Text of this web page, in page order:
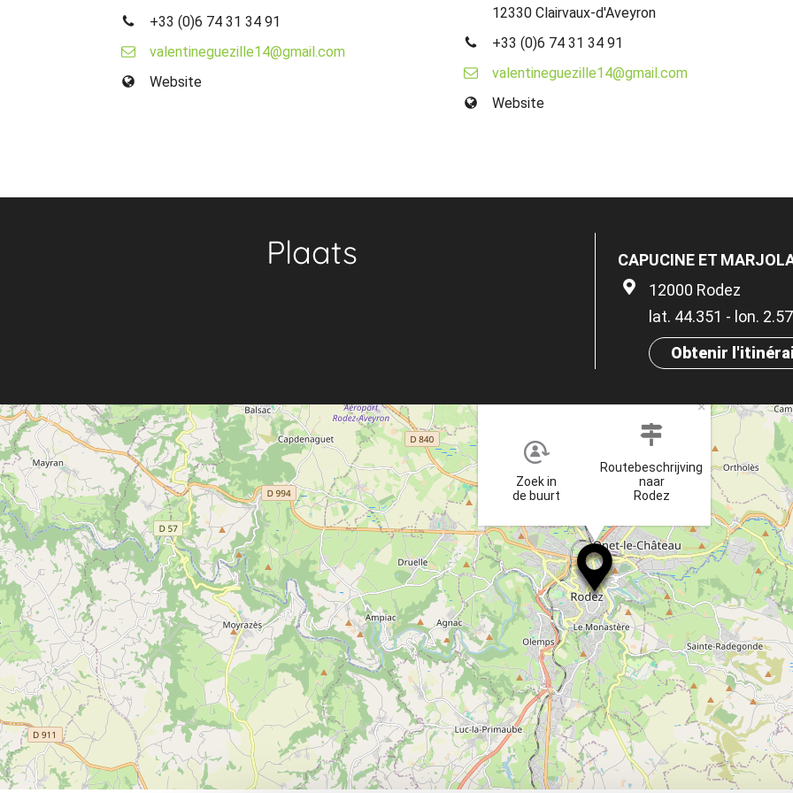
+33 (0)6 74 31 34 91
valentineguezille14@gmail.com
Website
12330 Clairvaux-d'Aveyron
+33 (0)6 74 31 34 91
valentineguezille14@gmail.com
Website
Plaats
CAPUCINE ET
12000 Rodez
lat. 44.351 - lon.
Obtenir
Zoek in
de buurt
Routebeschrijving
naar
Rodez
×